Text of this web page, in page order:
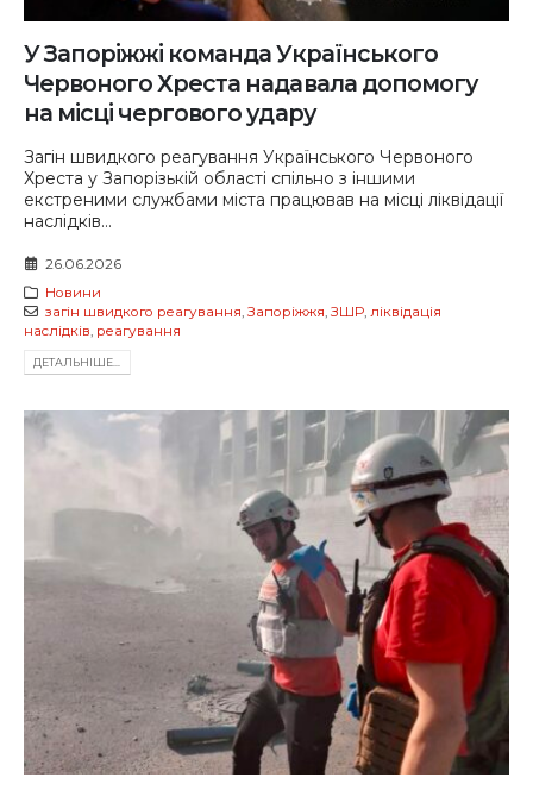
У Запоріжжі команда Українського
Червоного Хреста надавала допомогу
на місці чергового удару
Загін швидкого реагування Українського Червоного
Хреста у Запорізькій області спільно з іншими
екстреними службами міста працював на місці ліквідації
наслідків...
26.06.2026
Новини
загін швидкого реагування, Запоріжжя, ЗШР, ліквідація
наслідків, реагування
ДЕТАЛЬНIШЕ...